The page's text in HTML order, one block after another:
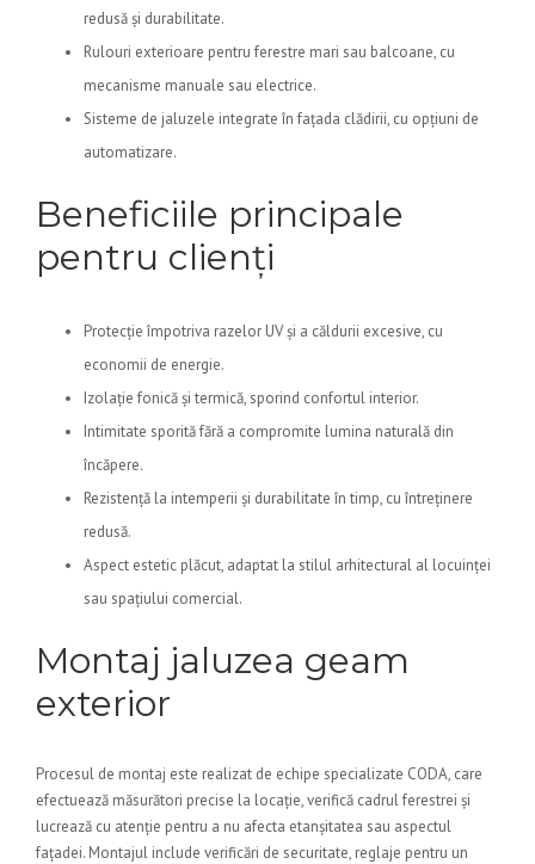
redusă și durabilitate.
Rulouri exterioare pentru ferestre mari sau balcoane, cu
mecanisme manuale sau electrice.
Sisteme de jaluzele integrate în fațada clădirii, cu opțiuni de
automatizare.
Beneficiile principale
pentru clienți
Protecție împotriva razelor UV și a căldurii excesive, cu
economii de energie.
Izolație fonică și termică, sporind confortul interior.
Intimitate sporită fără a compromite lumina naturală din
încăpere.
Rezistență la intemperii și durabilitate în timp, cu întreținere
redusă.
Aspect estetic plăcut, adaptat la stilul arhitectural al locuinței
sau spațiului comercial.
Montaj jaluzea geam
exterior
Procesul de montaj este realizat de echipe specializate CODA, care
efectuează măsurători precise la locație, verifică cadrul ferestrei și
lucrează cu atenție pentru a nu afecta etanșitatea sau aspectul
fațadei. Montajul include verificări de securitate, reglaje pentru un